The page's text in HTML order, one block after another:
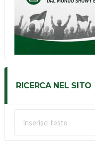
RICERCA NEL SITO